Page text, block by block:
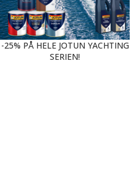
-25% PÅ HELE JOTUN YACHTING
SERIEN!